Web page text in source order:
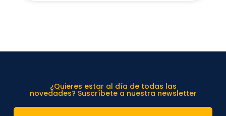
¿Quieres estar al día de todas las
novedades? Suscríbete a nuestra newsletter